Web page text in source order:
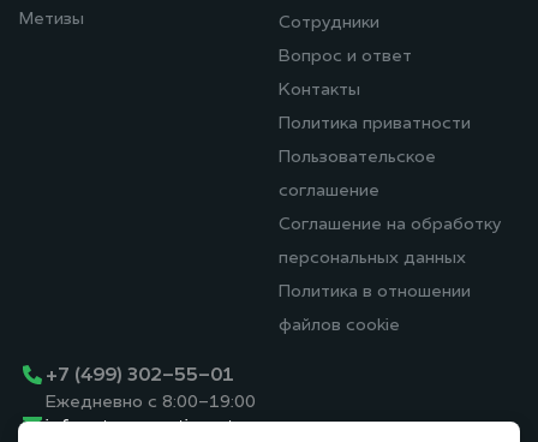
Метизы
Сотрудники
Вопрос и ответ
Контакты
Политика приватности
Пользовательское
соглашение
Соглашение на обработку
персональных данных
Политика в отношении
файлов cookie
+7 (499) 302-55-01
Ежедневно с 8:00-19:00
info@stroyassortiment.ru